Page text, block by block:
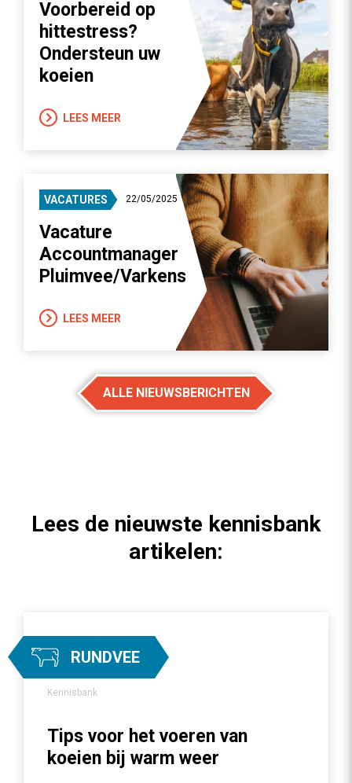
Voorbereid op
hittestress?
Ondersteun uw
koeien
LEES MEER
VACATURES 22/05/2025
Vacature
Accountmanager
Pluimvee/Varkens
LEES MEER
ALLE NIEUWSBERICHTEN
Lees de nieuwste kennisbank
artikelen:
RUNDVEE
Kennisbank
Tips voor het voeren van
koeien bij warm weer